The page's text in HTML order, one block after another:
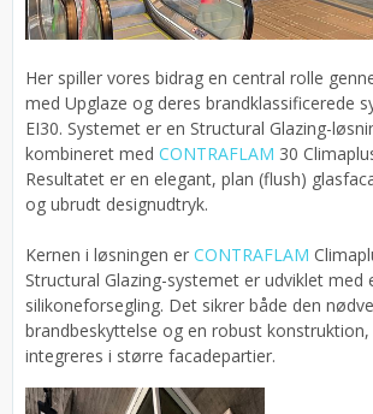
Her spiller vores bidrag en central rolle
med Upglaze og deres brandklassificerede
EI30. Systemet er en Structural Glazing-
kombineret med CONTRAFLAM 30
Resultatet er en elegant, plan (flush)
og ubrudt designudtryk.
Kernen i løsningen er CONTRAFLAM
Structural Glazing-systemet er udviklet med
silikoneforsegling. Det sikrer både den
brandbeskyttelse og en robust
integreres i større facadepartier.